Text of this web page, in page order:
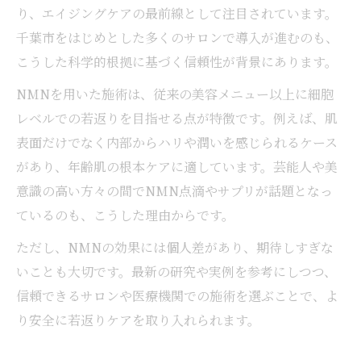
り、エイジングケアの最前線として注目されています。
千葉市をはじめとした多くのサロンで導入が進むのも、
こうした科学的根拠に基づく信頼性が背景にあります。
NMNを用いた施術は、従来の美容メニュー以上に細胞
レベルでの若返りを目指せる点が特徴です。例えば、肌
表面だけでなく内部からハリや潤いを感じられるケース
があり、年齢肌の根本ケアに適しています。芸能人や美
意識の高い方々の間でNMN点滴やサプリが話題となっ
ているのも、こうした理由からです。
ただし、NMNの効果には個人差があり、期待しすぎな
いことも大切です。最新の研究や実例を参考にしつつ、
信頼できるサロンや医療機関での施術を選ぶことで、よ
り安全に若返りケアを取り入れられます。